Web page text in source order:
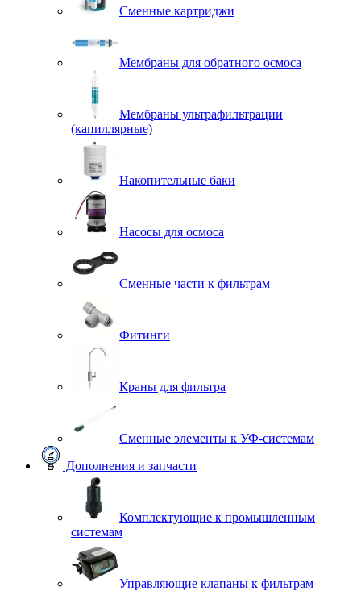
Сменные картриджи
Мембраны для обратного осмоса
Мембраны ультрафильтрации
(капиллярные)
Накопительные баки
Насосы для осмоса
Сменные части к фильтрам
Фитинги
Краны для фильтра
Сменные элементы к УФ-системам
Дополнения и запчасти
Комплектующие к промышленным
системам
Управляющие клапаны к фильтрам